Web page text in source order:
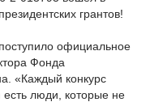
грантов!
официальное
Фонда
«Каждый конкурс
есть люди, которые не